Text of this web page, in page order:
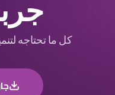
كل ما تحتاجه